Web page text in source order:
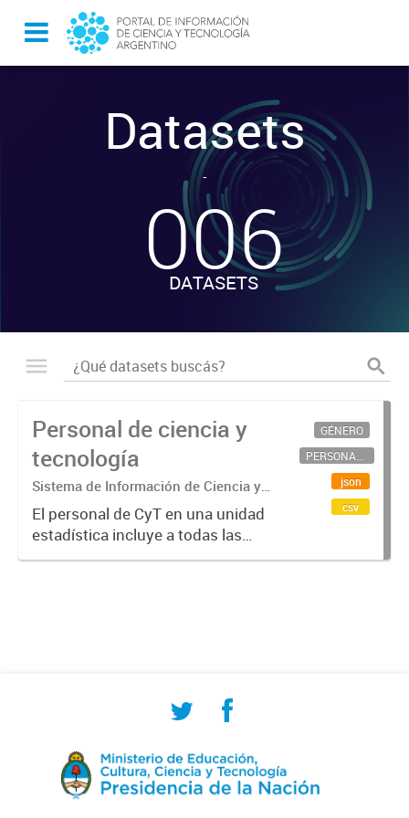
Datasets
-
006
DATASETS
Personal de ciencia y
tecnología
Sistema de Información de Ciencia y
Tecnología Argentino (SICYTAR)
El personal de CyT en una unidad
estadística incluye a todas las
personas involucradas
GÉNERO
PERSONAL CIENTÍFICO-TECNOLÓGICO
json
csv